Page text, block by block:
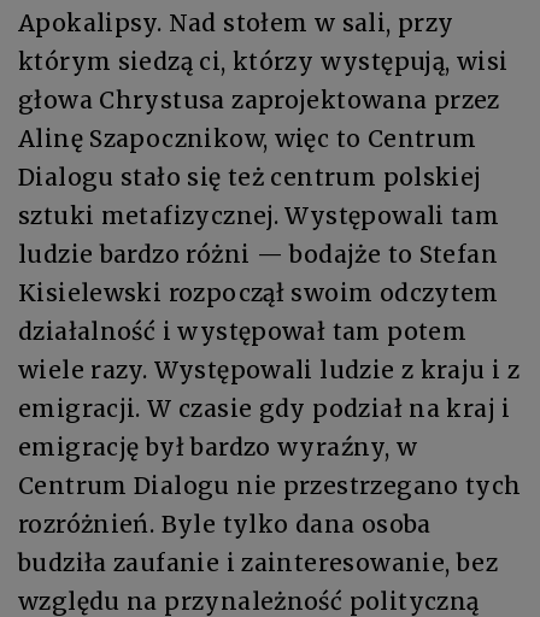
Apokalipsy. Nad stołem w sali, przy
którym siedzą ci, którzy występują, wisi
głowa Chrystusa zaprojektowana przez
Alinę Szapocznikow, więc to Centrum
Dialogu stało się też centrum polskiej
sztuki metafizycznej. Występowali tam
ludzie bardzo różni — bodajże to Stefan
Kisielewski rozpoczął swoim odczytem
działalność i występował tam potem
wiele razy. Występowali ludzie z kraju i z
emigracji. W czasie gdy podział na kraj i
emigrację był bardzo wyraźny, w
Centrum Dialogu nie przestrzegano tych
rozróżnień. Byle tylko dana osoba
budziła zaufanie i zainteresowanie, bez
względu na przynależność polityczną